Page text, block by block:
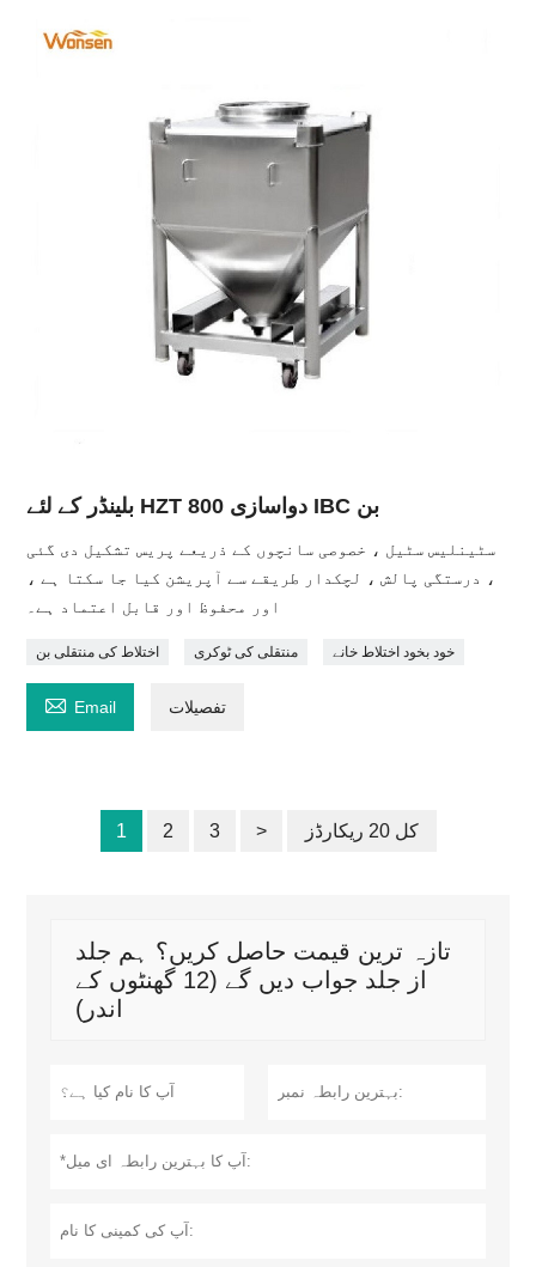
بلینڈر کے لئے HZT 800 دواسازی IBC بن
سٹینلیس سٹیل ، خصوصی سانچوں کے ذریعے پریس تشکیل دی گئی
، درستگی پالش ، لچکدار طریقے سے آپریشن کیا جا سکتا ہے ،
اور محفوظ اور قابل اعتماد ہے۔
اختلاط کی منتقلی بن منتقلی کی ٹوکری خود بخود اختلاط خانے
 Email تفصیلات
1 2 3 > کل 20 ریکارڈز
تازہ ترین قیمت حاصل کریں؟ ہم جلد
از جلد جواب دیں گے (12 گھنٹوں کے
اندر)